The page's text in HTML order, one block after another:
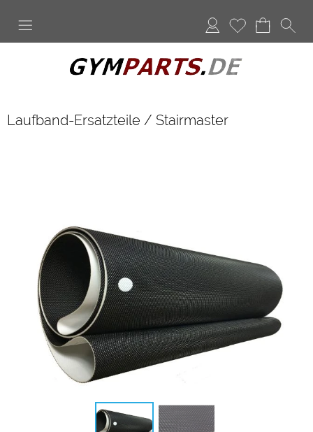
Anmelden
Merkliste
Laufband-Ersatzteile / Stairmaster